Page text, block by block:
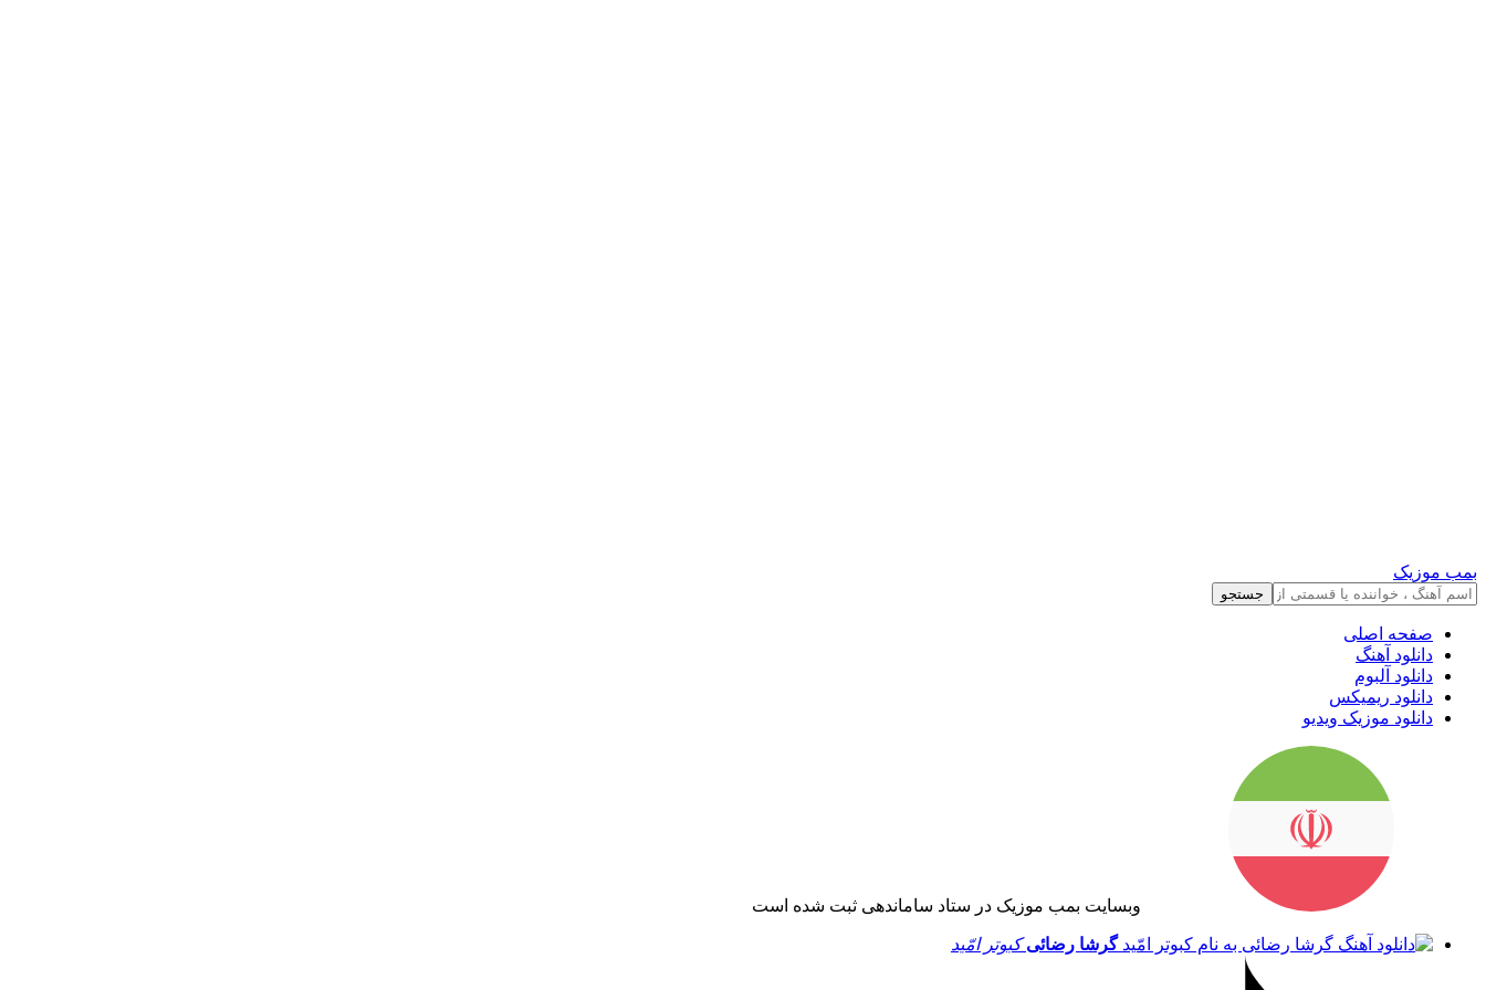
بمب موزیک
جستجو
صفحه اصلی
دانلود آهنگ
دانلود آلبوم
دانلود ریمیکس
دانلود موزیک ویدیو
وبسایت بمب موزیک در ستاد ساماندهی ثبت شده است
گرشا رضائی کبوتر امّید